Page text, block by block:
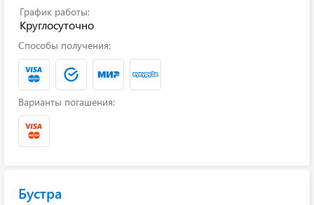
График работы:
Круглосуточно
Способы получения:
Варианты погашения:
Бустра